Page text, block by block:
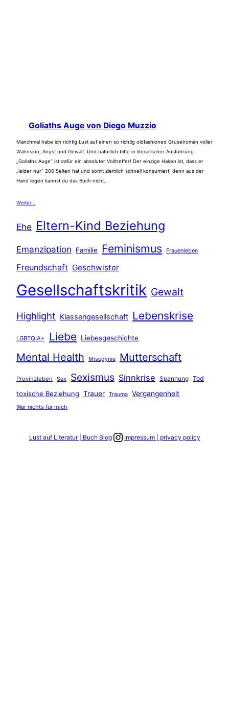
Goliaths Auge von Diego Muzzio
Manchmal habe ich richtig Lust auf einen so richtig oldfashioned Gruselroman voller
Wahnsinn, Angst und Gewalt. Und natürlich bitte in literarischer Ausführung.
„Goliaths Auge“ ist dafür ein absoluter Volltreffer! Der einzige Haken ist, dass er
„leider nur“ 200 Seiten hat und somit ziemlich schnell konsumiert, denn aus der
Hand legen kannst du das Buch nicht…
Weiter…
Ehe Eltern-Kind Beziehung
Emanzipation Familie Feminismus Frauenleben
Freundschaft Geschwister
Gesellschaftskritik Gewalt
Highlight Klassengesellschaft Lebenskrise
LGBTQIA+ Liebe Liebesgeschichte
Mental Health Misogynie Mutterschaft
Provinzleben Sex Sexismus Sinnkrise Spannung Tod
toxische Beziehung Trauer Trauma Vergangenheit
War nichts für mich
Lust auf Literatur | Buch BlogLink zum Instagram Account
Impressum | privacy policy